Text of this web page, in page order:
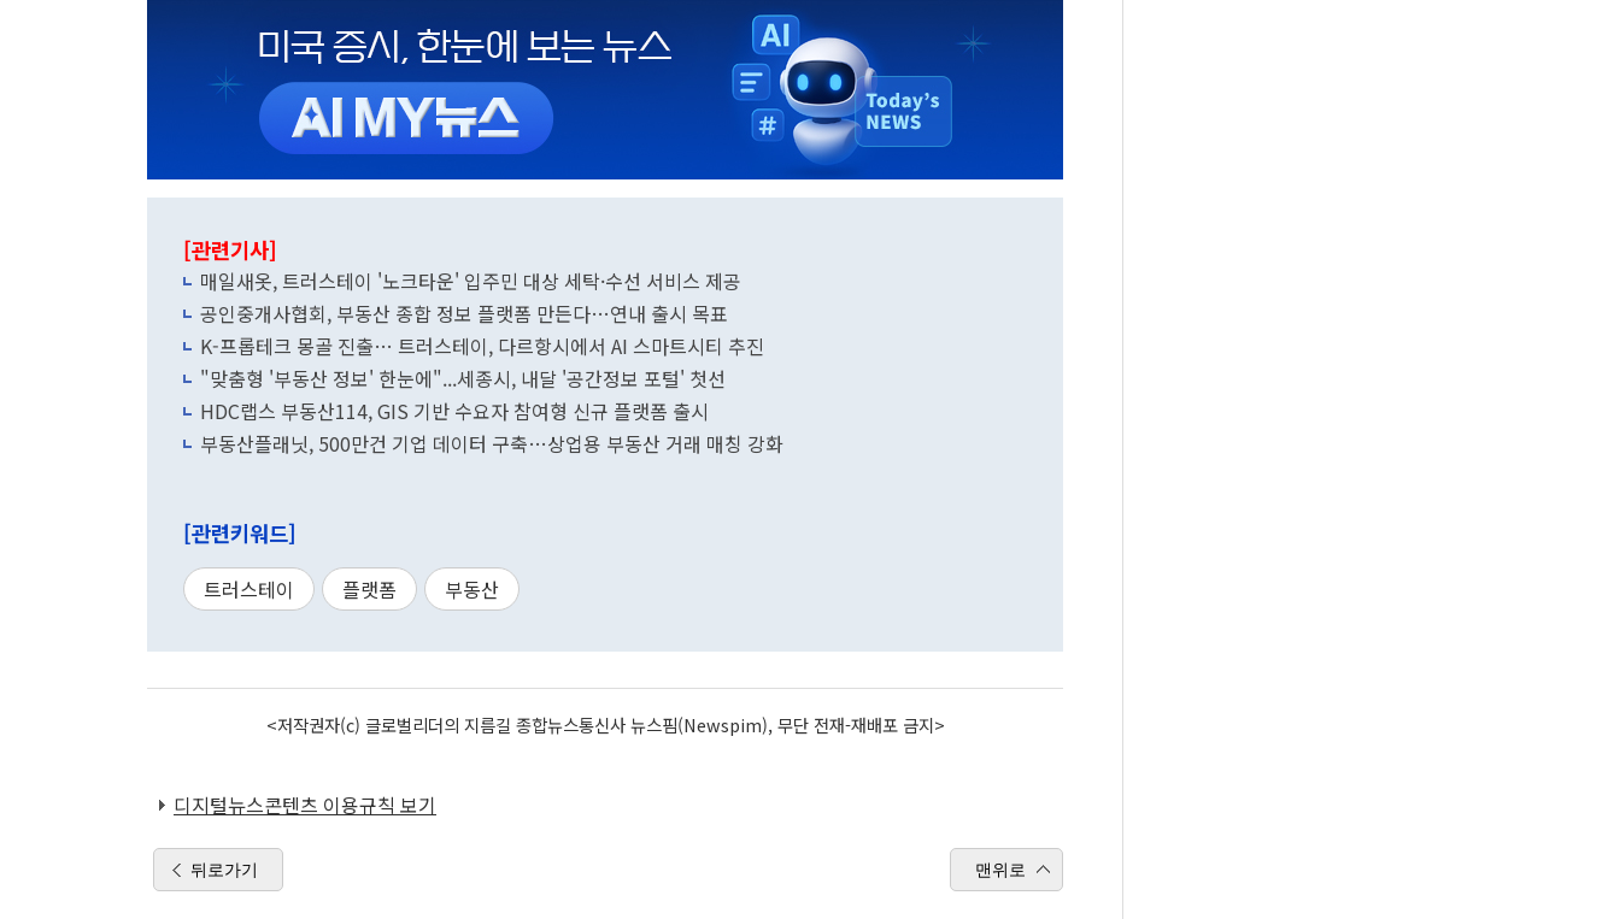
[관련기사]
매일새옷, 트러스테이 '노크타운' 입주민 대상 세탁·수선 서비스 제공
공인중개사협회, 부동산 종합 정보 플랫폼 만든다…연내 출시 목표
K-프롭테크 몽골 진출… 트러스테이, 다르항시에서 AI 스마트시티 추진
"맞춤형 '부동산 정보' 한눈에"...세종시, 내달 '공간정보 포털' 첫선
HDC랩스 부동산114, GIS 기반 수요자 참여형 신규 플랫폼 출시
부동산플래닛, 500만건 기업 데이터 구축…상업용 부동산 거래 매칭 강화
[관련키워드]
트러스테이 플랫폼 부동산
<저작권자(c) 글로벌리더의 지름길 종합뉴스통신사 뉴스핌(Newspim), 무단 전재-재배포 금지>
디지털뉴스콘텐츠 이용규칙 보기
뒤로가기 맨위로